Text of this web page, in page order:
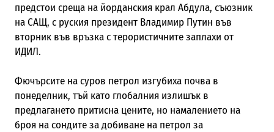
предстои среща на йорданския крал Абдула, съюзник
на САЩ, с руския президент Владимир Путин във
вторник във връзка с терористичните заплахи от
ИДИЛ.
Фючърсите на суров петрол изгубиха почва в
понеделник, тъй като глобалния излишък в
предлагането притисна цените, но намалението на
броя на сондите за добиване на петрол за